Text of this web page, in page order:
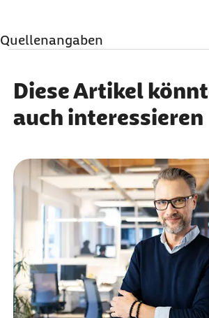
Quellenangaben
MBO Verlag GmbH
Diese Artikel
auch interessieren